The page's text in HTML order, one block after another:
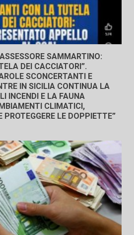
SAMMARTINO:
DEI CACCIATORI”.
SCONCERTANTI E
IN SICILIA CONTINUA LA
INCENDI E LA FAUNA
CLIMATICI,
PROTEGGERE LE DOPPIETTE”